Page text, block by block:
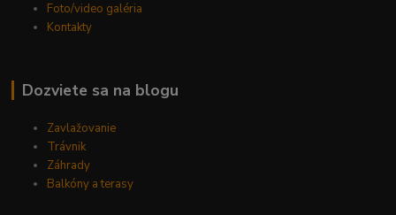
Foto/video galéria
Kontakty
Dozviete sa na blogu
Zavlažovanie
Trávnik
Záhrady
Balkóny a terasy